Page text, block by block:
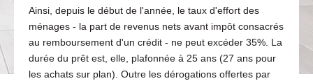
Ainsi, depuis le début de l'année, le taux d'effort des
ménages - la part de revenus nets avant impôt consacrés
au remboursement d'un crédit - ne peut excéder 35%. La
durée du prêt est, elle, plafonnée à 25 ans (27 ans pour
les achats sur plan). Outre les dérogations offertes par